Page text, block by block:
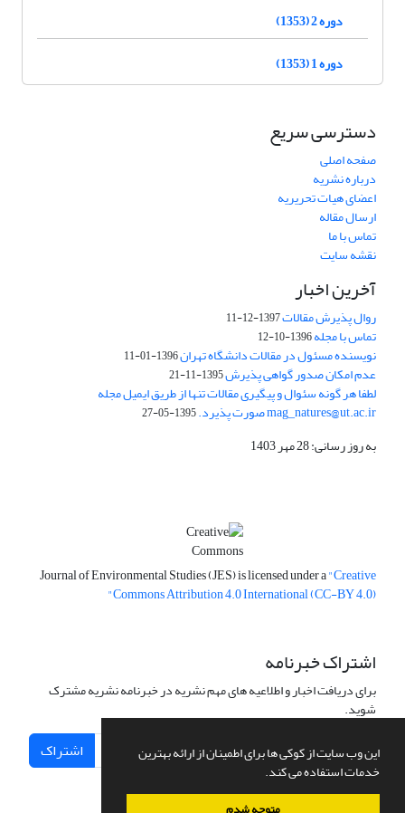
این وب سایت از کوکی ها برای اطمینان از ارائه بهترین
خدمات استفاده می کند.
دوره 2 (1353)
دوره 1 (1353)
دسترسی سریع
صفحه اصلی
درباره نشریه
اعضای هیات تحریریه
ارسال مقاله
تماس با ما
نقشه سایت
آخرین اخبار
روال پذیرش مقالات1397-12-11
تماس با مجله1396-10-12
نویسنده مسئول در مقالات دانشگاه تهران1396-01-11
عدم امکان صدور گواهی پذیرش1395-11-21
لطفا هر گونه سئوال و پیگیری مقالات تنها از طریق ایمیل مجله
mag_natures@ut.ac.ir صورت پذیرد. 1395-05-27
به روز رسانی: 28 مهر 1403
Journal of Environmental Studies (JES) is licensed under a"Creative
Commons Attribution 4.0 International (CC-BY 4.0)"
اشتراک خبرنامه
برای دریافت اخبار و اطلاعیه های مهم نشریه در خبرنامه نشریه مشترک
شوید.
اشتراک